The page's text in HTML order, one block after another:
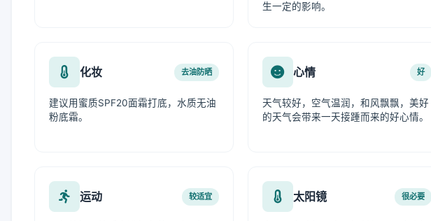
生一定的影响。
化妆 去油防晒
建议用蜜质SPF20面霜打底，水质无油
粉底霜。
心情 好
天气较好，空气温润，和风飘飘，美好
的天气会带来一天接踵而来的好心情。
运动 较适宜 太阳镜 很必要